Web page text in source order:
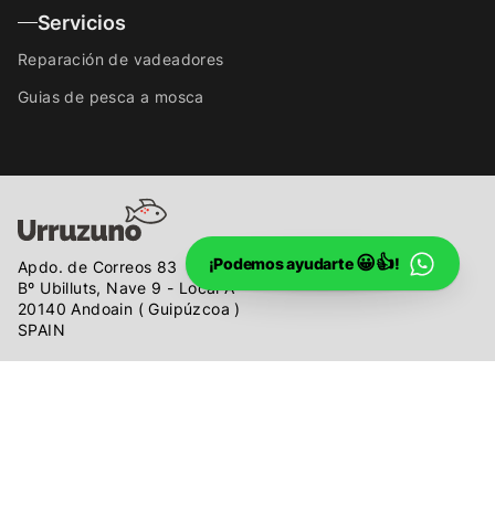
¡Podemos ayudarte😀👍!
Servicios
Reparación de vadeadores
Guias de pesca a mosca
Apdo. de Correos 83
Bº Ubilluts, Nave 9 - Local A
20140 Andoain ( Guipúzcoa )
SPAIN